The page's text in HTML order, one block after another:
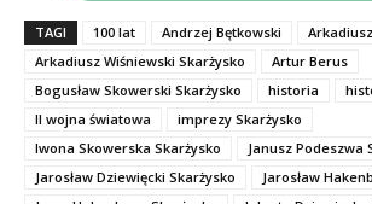
TAGI 100 lat Andrzej Bętkowski
Arkadiusz Wiśniewski Skarżysko
Artur Berus
Bogusław Skowerski Skarżysko
historia
II wojna światowa
imprezy Skarżysko
Iwona Skowerska Skarżysko
Janusz Podeszwa
Jarosław Dziewięcki Skarżysko
Jarosław